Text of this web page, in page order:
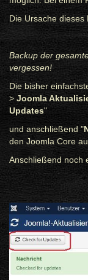
Die Ursache dieses
Backup der
vergessen!
Die bisher
>Joomla
Updates"
und anschließend "
den Joomla Core
Anschließend noch